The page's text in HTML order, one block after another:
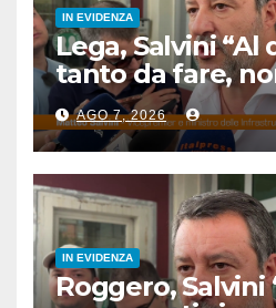
IN EVIDENZA
Lega, Salvini
tanto da fare,
per litigare”
AGO 7, 2026
IN EVIDENZA
Roggero, Salvini